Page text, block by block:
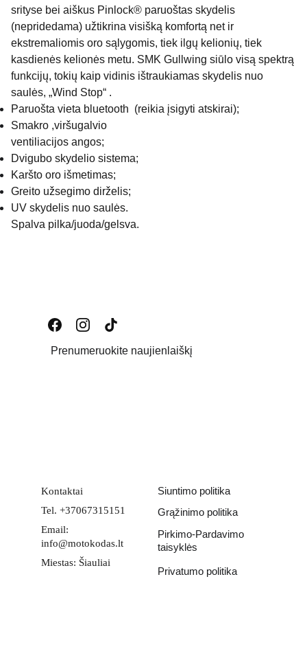
srityse bei aiškus Pinlock® paruoštas skydelis
(nepridedama) užtikrina visišką komfortą net ir
ekstremaliomis oro sąlygomis, tiek ilgų kelionių, tiek
kasdienės kelionės metu. SMK Gullwing siūlo visą spektrą
funkcijų, tokių kaip vidinis ištraukiamas skydelis nuo
saulės, „Wind Stop“ .
Paruošta vieta bluetooth (reikia įsigyti atskirai);
Smakro ,viršugalvio
ventiliacijos angos;
Dvigubo skydelio sistema;
Karšto oro išmetimas;
Greito užsegimo dirželis;
UV skydelis nuo saulės.
Spalva pilka/juoda/gelsva.
Prenumeruokite naujienlaiškį
Kontaktai
Tel. +37067315151
Email:
info@motokodas.lt
Miestas: Šiauliai
Siuntimo politika
Grąžinimo politika
Pirkimo-Pardavimo
taisyklės
Privatumo politika